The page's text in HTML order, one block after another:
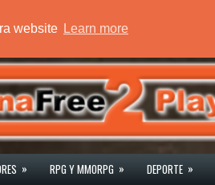
website Learn more
» RPG Y MMORPG » DEPORTE »